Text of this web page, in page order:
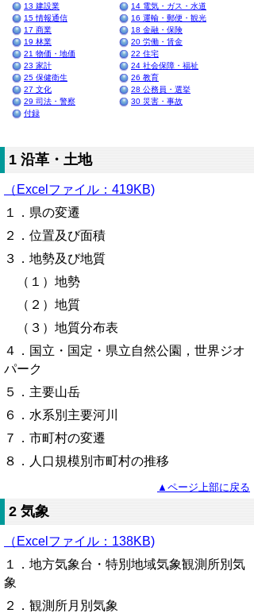
13 建設業
14 電気・ガス・水道
15 情報通信
16 運輸・郵便・観光
17 商業
18 金融・保険
19 林業
20 労働・賃金
21 物価・地価
22 住宅
23 家計
24 社会保障・福祉
25 保健衛生
26 教育
27 文化
28 公務員・選挙
29 司法・警察
30 災害・事故
付録
1 沿革・土地
（Excelファイル：419KB)
１．県の変遷
２．位置及び面積
３．地勢及び地質
（１）地勢
（２）地質
（３）地質分布表
４．国立・国定・県立自然公園，世界ジオ
パーク
５
．主要山岳
６．水系別主要河川
７．市町村の変遷
８．人口規模別市町村の推移
▲ページ上部に戻る
2 気象
（Excelファイル：138KB)
１．地方気象台・特別地域気象観測所別気
象
２．観測所月別気象